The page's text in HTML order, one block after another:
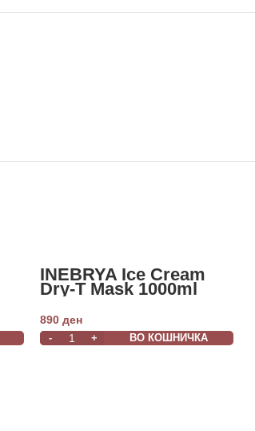
INEBRYA Ice Cream
Dry-T Mask 1000ml
890 ден
ВО КОШНИЧКА